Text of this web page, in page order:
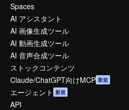
Spaces
AI アシスタント
AI 画像生成ツール
AI 動画生成ツール
AI 音声合成ツール
ストックコンテンツ
Claude/ChatGPT向けMCP 新規
エージェント 新規
API